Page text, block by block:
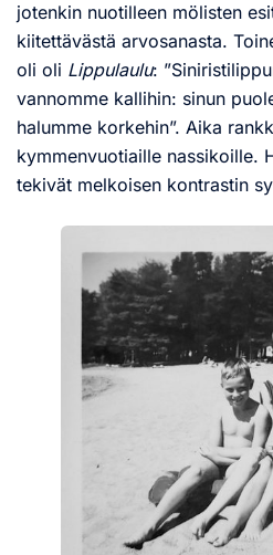
jotenkin nuotilleen mölisten
kiitettävästä arvosanasta.
oli oli Lippulaulu:
vannomme kallihin: sinun
halumme korkehin”. Aika
kymmenvuotiaille nassikoille.
tekivät melkoisen kontrastin